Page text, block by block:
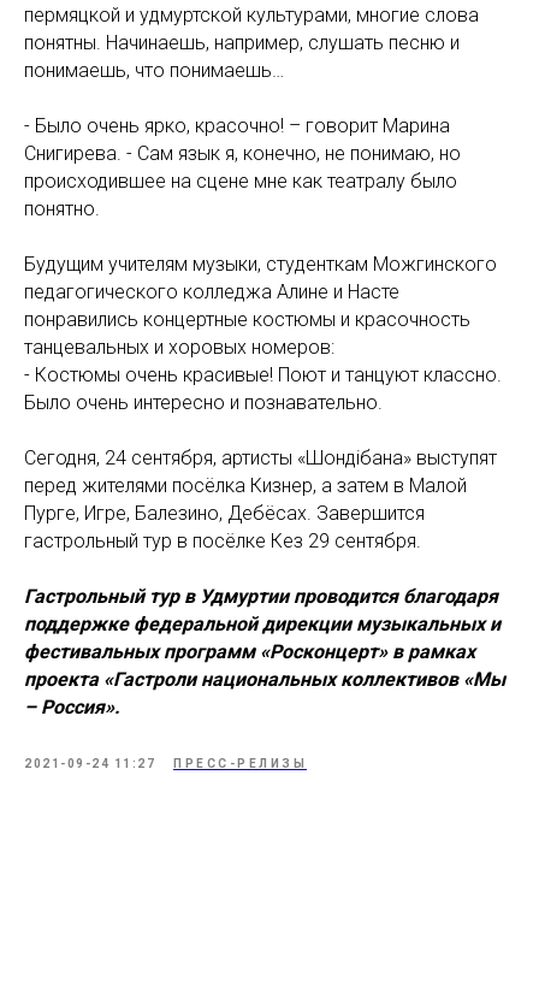
пермяцкой и удмуртской культурами, многие слова
понятны. Начинаешь, например, слушать песню и
понимаешь, что понимаешь…
- Было очень ярко, красочно! – говорит Марина
Снигирева. - Сам язык я, конечно, не понимаю, но
происходившее на сцене мне как театралу было
понятно.
Будущим учителям музыки, студенткам Можгинского
педагогического колледжа Алине и Насте
понравились концертные костюмы и красочность
танцевальных и хоровых номеров:
- Костюмы очень красивые! Поют и танцуют классно.
Было очень интересно и познавательно.
Сегодня, 24 сентября, артисты «Шондiбана» выступят
перед жителями посёлка Кизнер, а затем в Малой
Пурге, Игре, Балезино, Дебёсах. Завершится
гастрольный тур в посёлке Кез 29 сентября.
Гастрольный тур в Удмуртии проводится благодаря
поддержке федеральной дирекции музыкальных и
фестивальных программ «Росконцерт» в рамках
проекта «Гастроли национальных коллективов «Мы
– Россия».
2021-09-24 11:27 ПРЕСС-РЕЛИЗЫ